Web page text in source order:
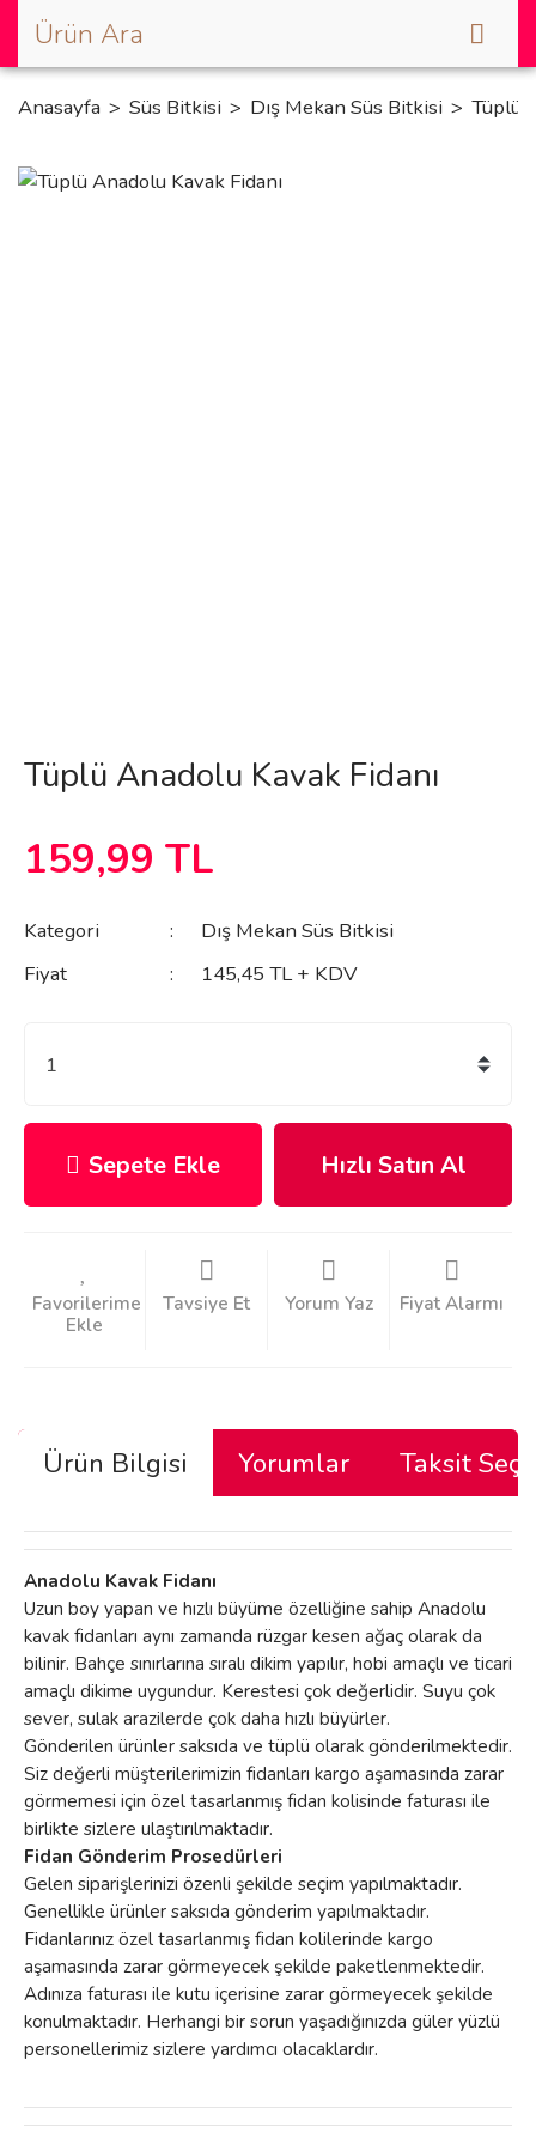
Anasayfa Süs Bitkisi Dış Mekan Süs Bitkisi Tüplü
Tüplü Anadolu Kavak Fidanı
159,99 TL
Kategori
Dış Mekan Süs Bitkisi
Fiyat
145,45 TL + KDV
Sepete Ekle Hızlı Satın Al
Tavsiye Et Yorum Yaz Fiyat Alarmı
Ürün Bilgisi Yorumlar Taksit
Anadolu Kavak Fidanı
Uzun boy yapan ve hızlı büyüme özelliğine sahip Anadolu
kavak fidanları aynı zamanda rüzgar kesen ağaç olarak da
bilinir. Bahçe sınırlarına sıralı dikim yapılır, hobi amaçlı ve ticari
amaçlı dikime uygundur. Kerestesi çok değerlidir. Suyu çok
sever, sulak arazilerde çok daha hızlı büyürler.
Gönderilen ürünler saksıda ve tüplü olarak gönderilmektedir.
Siz değerli müşterilerimizin fidanları kargo aşamasında zarar
görmemesi için özel tasarlanmış fidan kolisinde faturası ile
birlikte sizlere ulaştırılmaktadır.
Fidan Gönderim Prosedürleri
Gelen siparişlerinizi özenli şekilde seçim yapılmaktadır.
Genellikle ürünler saksıda gönderim yapılmaktadır.
Fidanlarınız özel tasarlanmış fidan kolilerinde kargo
aşamasında zarar görmeyecek şekilde paketlenmektedir.
Adınıza faturası ile kutu içerisine zarar görmeyecek şekilde
konulmaktadır. Herhangi bir sorun yaşadığınızda güler yüzlü
personellerimiz sizlere yardımcı olacaklardır.